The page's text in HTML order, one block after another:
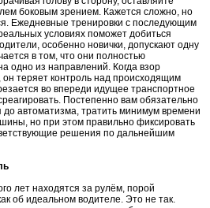
боковым зрением. Кажется сложно, но
Ежедневные тренировки с последующим
условиях поможет добиться
особенно новички, допускают одну
в том, что они полностью
одно из направлений. Когда взор
он теряет контроль над происходящим
во впереди идущее транспортное
Постепенно вам обязательно
до автоматизма, тратить минимум времени
но при этом правильно фиксировать
решения по дальнейшим
лет находятся за рулём, порой
об идеальном водителе. Это не так.